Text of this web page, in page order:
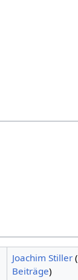
Joachim Stiller (
Beiträge)